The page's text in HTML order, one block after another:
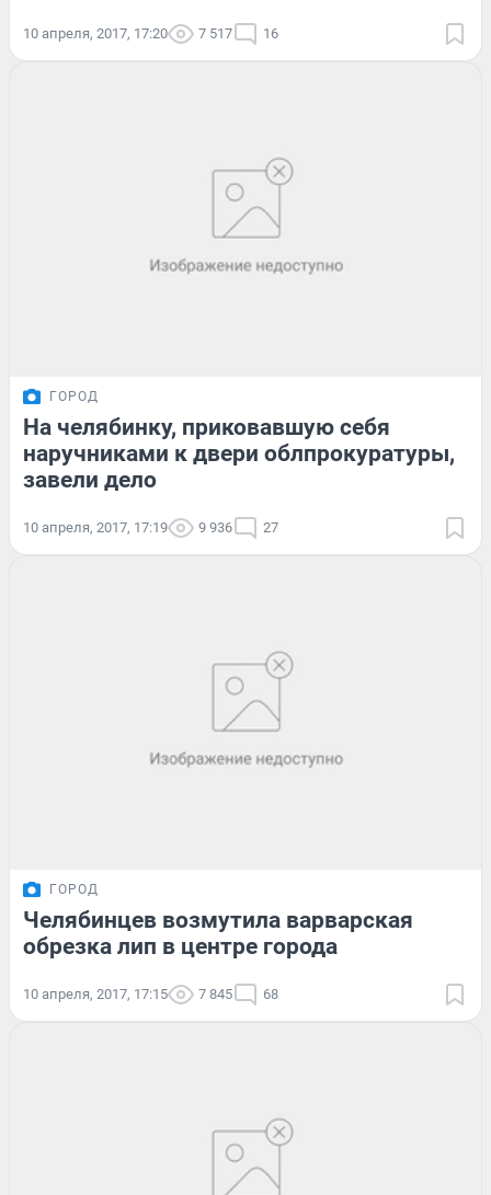
10 апреля, 2017, 17:20 7 517 16
ГОРОД
На челябинку, приковавшую себя
наручниками к двери облпрокуратуры,
завели дело
10 апреля, 2017, 17:19 9 936 27
ГОРОД
Челябинцев возмутила варварская
обрезка лип в центре города
10 апреля, 2017, 17:15 7 845 68